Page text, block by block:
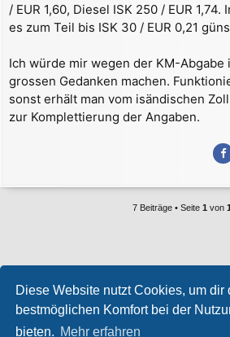
Diese Website nutzt Cookies, um dir
bestmöglichen Komfort bei der
bieten. Mehr erfahren
/ EUR 1,60, Diesel ISK 250 / EUR
es zum Teil bis ISK 30 / EUR 0,21
Ich würde mir wegen der KM-Abgabe
grossen Gedanken machen.
sonst erhält man vom isändischen
zur Komplettierung der Angaben.
7 Beiträge • Seite 1 von 1
Mitglieder in diesem Forum: ClaudeBot [Bot],
Islandreise Portal Foren-Übersicht